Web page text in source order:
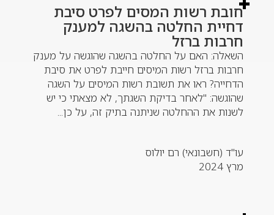
חובת רשות המסים לפרט סיבת
דחיית החלטה בהשגה למענק
חרבות ברזל
השאלה: האם על החלטה בהשגה שהוגשה על מענק
חרבות ברזל רשות המיסים חייבת לפרט את סיבת
הדחייה? ראו את תשובת רשות המיסים על השגה
שהוגשה: "לאחר בדיקת השגתך, לא מצאתי כי יש
לשנות את ההחלטה שניתנה בתיק זה, על כן...
עו"ד (חשבונאי) רם יולוס
מרץ 2024